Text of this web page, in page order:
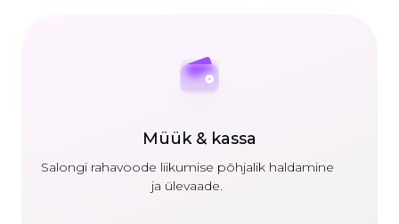
Müük & kassa
Salongi rahavoode liikumise põhjalik haldamine
ja ülevaade.